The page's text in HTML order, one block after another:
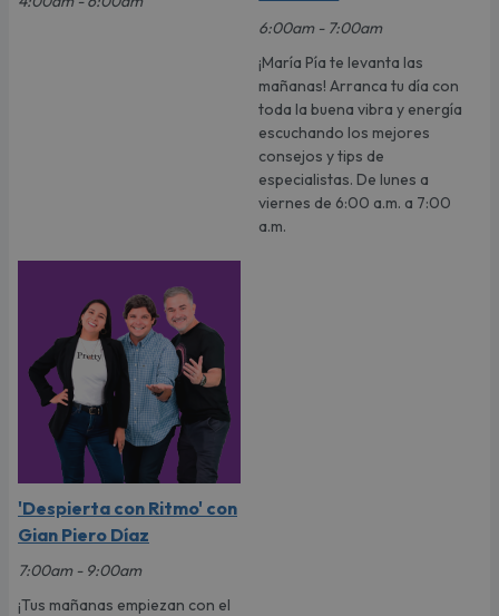
6:00am - 7:00am
¡María Pía te levanta las
mañanas! Arranca tu día con
toda la buena vibra y energía
escuchando los mejores
consejos y tips de
especialistas. De lunes a
viernes de 6:00 a.m. a 7:00
a.m.
'Despierta con Ritmo' con
Gian Piero Díaz
7:00am - 9:00am
¡Tus mañanas empiezan con el